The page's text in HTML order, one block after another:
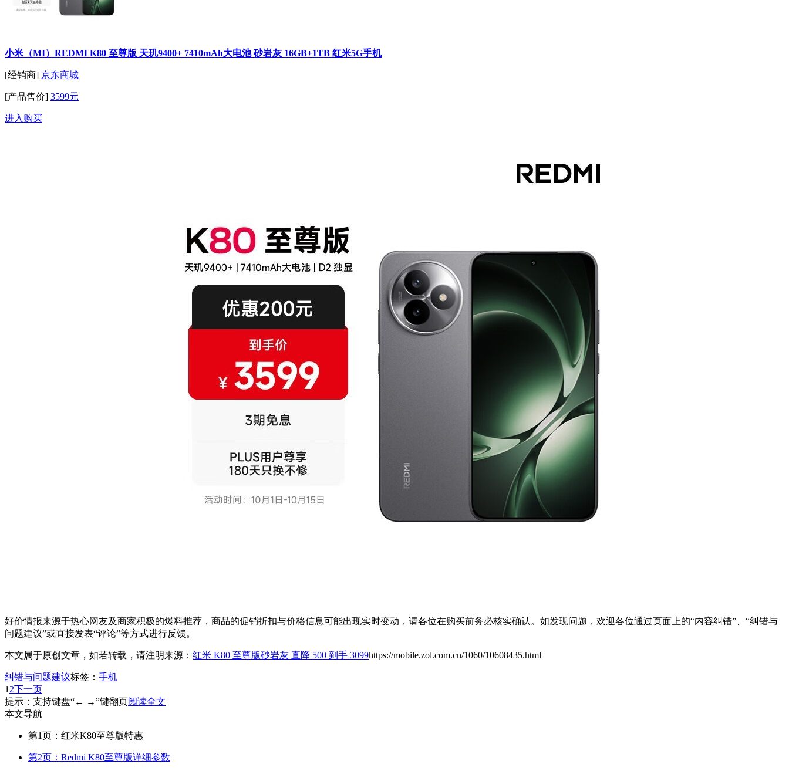
小米（MI）REDMI K80 至尊版 天玑9400+ 7410mAh大电池 砂岩灰 16GB+1TB 红米5G手机
[经销商] 京东商城
[产品售价] 3599元
进入购买
好价情报来源于热心网友及商家积极的爆料推荐，商品的促销折扣与价格信息可能出现实时变动，请各位在购买前务必核实确认。如发现问题，欢迎各位通过页面上的“内容纠错”、“纠错与
问题建议”或直接发表“评论”等方式进行反馈。
本文属于原创文章，如若转载，请注明来源： 红米 K80 至尊版砂岩灰 直降 500 到手 3099https://mobile.zol.com.cn/1060/10608435.html
纠错与问题建议标签： 手机
1 2下一页
提示：支持键盘“← →”键翻页阅读全文
本文导航
第1页：红米K80至尊版特惠
第2页：Redmi K80至尊版详细参数